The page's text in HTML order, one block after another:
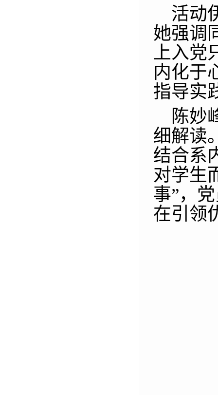
活动
她强调
上入党
内化于
指导实
陈妙
细解读
结合系
对学生
事”，
在引领